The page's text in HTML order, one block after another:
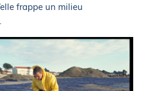
frappe un milieu